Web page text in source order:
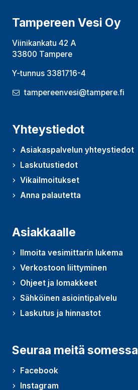
Tampereen Vesi Oy
Viinikankatu 42 A
33800 Tampere
Y-tunnus 3381716-4
tampereenvesi@tampere.fi
Yhteystiedot
Asiakaspalvelun yhteystiedot
Laskutustiedot
Vikailmoitukset
Anna palautetta
(Avautuu uudessa ikkunassa)
Asiakkaalle
Ilmoita vesimittarin lukema
Verkostoon liittyminen
Ohjeet ja lomakkeet
Sähköinen asiointipalvelu
Laskutus ja hinnastot
Seuraa meitä somessa
Facebook
Instagram